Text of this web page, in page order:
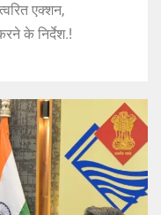
एक्शन,
के निर्देश.!